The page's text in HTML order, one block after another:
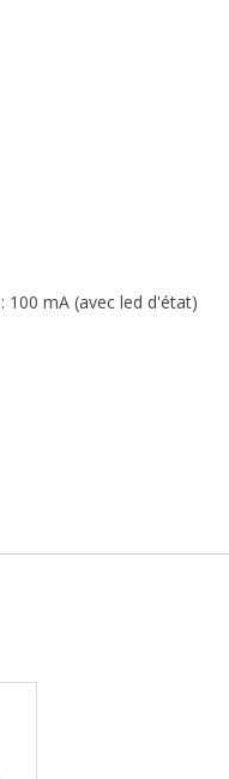
100 mA (avec led d'état)